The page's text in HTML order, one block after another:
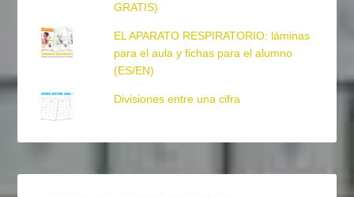
GRATIS)
EL APARATO RESPIRATORIO: láminas
para el aula y fichas para el alumno
(ES/EN)
Divisiones entre una cifra